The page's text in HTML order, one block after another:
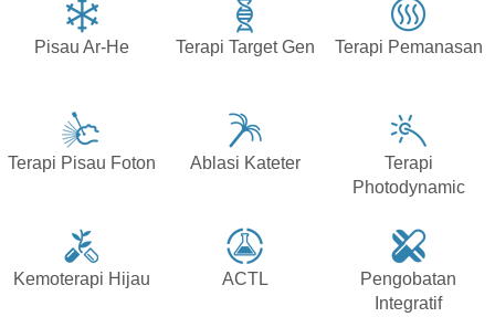
Pisau Ar-He Terapi Target Gen Terapi Pemanasan
Terapi Pisau Foton Ablasi Kateter
Terapi
Photodynamic
Kemoterapi Hijau ACTL
Pengobatan
Integratif